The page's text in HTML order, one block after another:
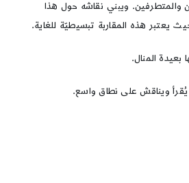
والمتطرفين. ويبني نقاشه حول هذا
هذه المقاربة تبسيطيّة للغاية.
المنال.
ويناقش على نطاق واسع.